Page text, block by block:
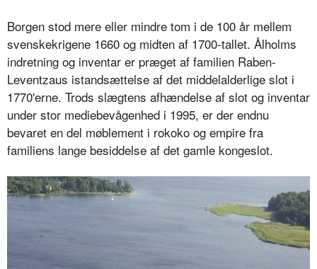
Borgen stod mere eller mindre tom i de 100 år mellem
svenskekrigene 1660 og midten af 1700-tallet. Ålholms
indretning og inventar er præget af familien Raben-
Leventzaus istandsættelse af det middelalderlige slot i
1770'erne. Trods slægtens afhændelse af slot og inventar
under stor mediebevågenhed i 1995, er der endnu
bevaret en del møblement i rokoko og empire fra
familiens lange besiddelse af det gamle kongeslot.